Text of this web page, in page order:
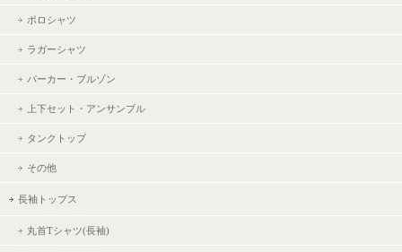
ポロシャツ
ラガーシャツ
パーカー・ブルゾン
上下セット・アンサンブル
タンクトップ
その他
長袖トップス
丸首Tシャツ(長袖)